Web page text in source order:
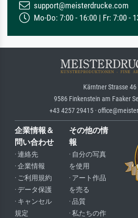
support@meisterdrucke.com
Mo-Do: 7:00 - 16:00 | Fr: 7:00 -
Kärntner Strasse 46
9586 Finkenstein am Faaker
+43 4257 29415 ·
企業情報＆
問い合わせ
· 連絡先
· 企業情報
· ご利用規約
· データ保護
· キャンセル
規定
その他の情
報
· 自分の写真
を使用
· アート作品
を売る
· 品質
· 私たちの作